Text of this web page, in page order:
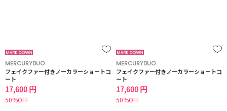
MERCURYDUO
フェイクファー付きノーカラーショートコ
ート
17,600 円
50%OFF
MERCURYDUO
フェイクファー付きノーカラーショートコ
ート
17,600 円
50%OFF